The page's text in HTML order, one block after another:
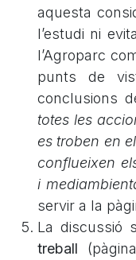
aquesta
l’estudi ni
l’Agroparc
punts de
conclusions
totes les
es troben en
conflueixen
i
servir a la
La discussió
treball